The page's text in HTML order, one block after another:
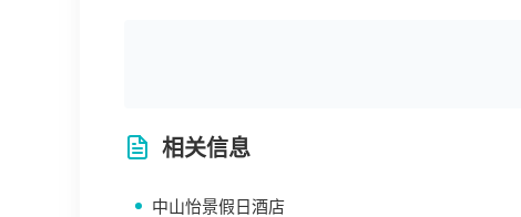
相关信息
中山怡景假日酒店